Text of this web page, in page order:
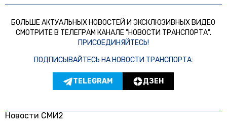
БОЛЬШЕ АКТУАЛЬНЫХ НОВОСТЕЙ И ЭКСКЛЮЗИВНЫХ ВИДЕО
СМОТРИТЕ В ТЕЛЕГРАМ КАНАЛЕ "НОВОСТИ ТРАНСПОРТА".
ПРИСОЕДИНЯЙТЕСЬ!
ПОДПИСЫВАЙТЕСЬ НА НОВОСТИ ТРАНСПОРТА:
TELEGRAM ДЗЕН
Новости СМИ2